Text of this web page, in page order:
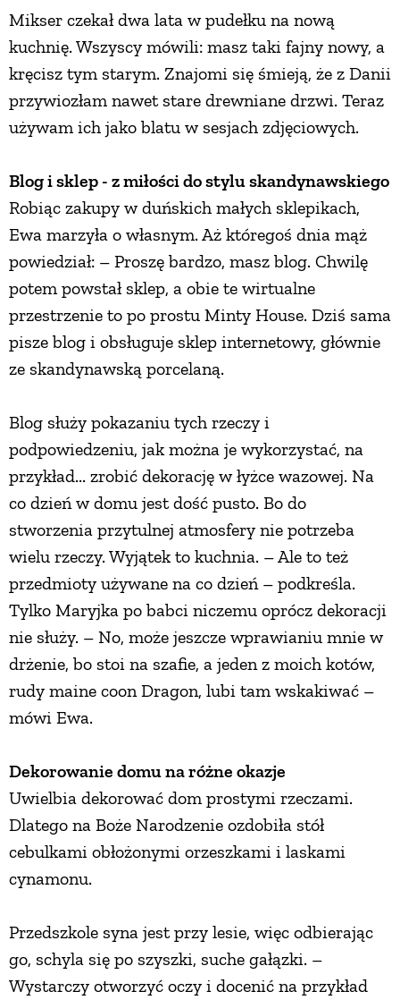
Mikser czekał dwa lata w pudełku na nową
kuchnię. Wszyscy mówili: masz taki fajny nowy, a
kręcisz tym starym. Znajomi się śmieją, że z Danii
przywiozłam nawet stare drewniane drzwi. Teraz
używam ich jako blatu w sesjach zdjęciowych.
Blog i sklep - z miłości do stylu skandynawskiego
Robiąc zakupy w duńskich małych sklepikach,
Ewa marzyła o własnym. Aż któregoś dnia mąż
powiedział: – Proszę bardzo, masz blog. Chwilę
potem powstał sklep, a obie te wirtualne
przestrzenie to po prostu Minty House. Dziś sama
pisze blog i obsługuje sklep internetowy, głównie
ze skandynawską porcelaną.
Blog służy pokazaniu tych rzeczy i
podpowiedzeniu, jak można je wykorzystać, na
przykład... zrobić dekorację w łyżce wazowej. Na
co dzień w domu jest dość pusto. Bo do
stworzenia przytulnej atmosfery nie potrzeba
wielu rzeczy. Wyjątek to kuchnia. – Ale to też
przedmioty używane na co dzień – podkreśla.
Tylko Maryjka po babci niczemu oprócz dekoracji
nie służy. – No, może jeszcze wprawianiu mnie w
drżenie, bo stoi na szafie, a jeden z moich kotów,
rudy maine coon Dragon, lubi tam wskakiwać –
mówi Ewa.
Dekorowanie domu na różne okazje
Uwielbia dekorować dom prostymi rzeczami.
Dlatego na Boże Narodzenie ozdobiła stół
cebulkami obłożonymi orzeszkami i laskami
cynamonu.
Przedszkole syna jest przy lesie, więc odbierając
go, schyla się po szyszki, suche gałązki. –
Wystarczy otworzyć oczy i docenić na przykład